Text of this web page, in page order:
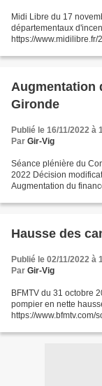
Midi Libre du 17
départementaux
https://
Augmentation
Gironde
Publié le 16/11/2022 à
Par Gir-Vig
Séance plénière du
2022 Décision
Augmentation du
Hausse des
Publié le 02/11/2022 à
Par Gir-Vig
BFMTV du 31 octobre
pompier en nette
https://